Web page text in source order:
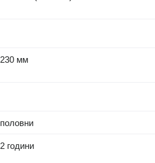
230 мм
половни
2 години